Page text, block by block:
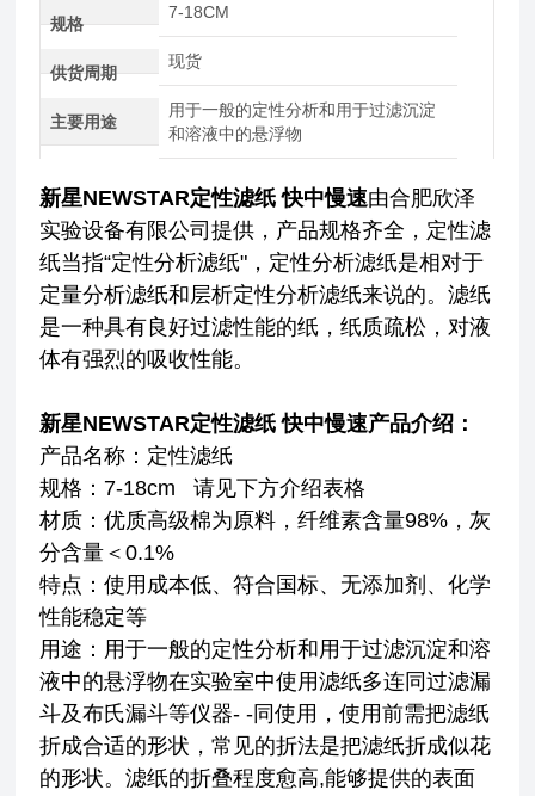
规格
7-18CM
供货周期
现货
主要用途
用于一般的定性分析和用于过滤沉淀
和溶液中的悬浮物
新星NEWSTAR定性滤纸 快中慢速由合肥欣泽
实验设备有限公司提供，产品规格齐全，定性滤
纸当指“定性分析滤纸"，定性分析滤纸是相对于
定量分析滤纸和层析定性分析滤纸来说的。滤纸
是一种具有良好过滤性能的纸，纸质疏松，对液
体有强烈的吸收性能。
新星NEWSTAR定性滤纸 快中慢速产品介绍：
产品名称：定性滤纸
规格：7-18cm 请见下方介绍表格
材质：优质高级棉为原料，纤维素含量98%，灰
分含量＜0.1%
特点：使用成本低、符合国标、无添加剂、化学
性能稳定等
用途：用于一般的定性分析和用于过滤沉淀和溶
液中的悬浮物在实验室中使用滤纸多连同过滤漏
斗及布氏漏斗等仪器- -同使用，使用前需把滤纸
折成合适的形状，常见的折法是把滤纸折成似花
的形状。滤纸的折叠程度愈高,能够提供的表面